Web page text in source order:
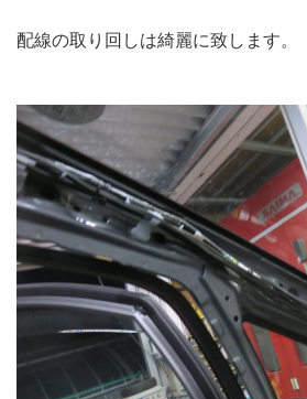
配線の取り回しは綺麗に致します。